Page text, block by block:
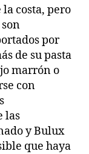
costa, pero
por
de su pasta
marrón o
con
las
y Bulux
que haya